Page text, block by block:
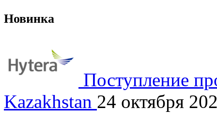
Новинка
Поступление
Kazakhstan 24 октября